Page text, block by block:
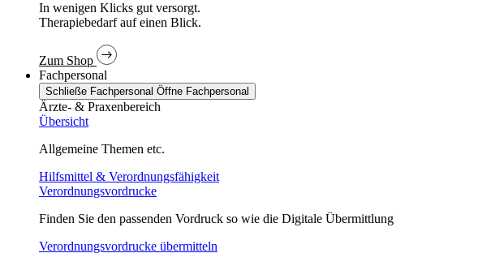
In wenigen Klicks gut versorgt.
Therapiebedarf auf einen Blick.
Zum Shop
Fachpersonal
Schließe Fachpersonal Öffne Fachpersonal
Ärzte- & Praxenbereich
Übersicht
Allgemeine Themen etc.
Hilfsmittel & Verordnungsfähigkeit
Verordnungsvordrucke
Finden Sie den passenden Vordruck so wie die Digitale Übermittlung
Verordnungsvordrucke übermitteln